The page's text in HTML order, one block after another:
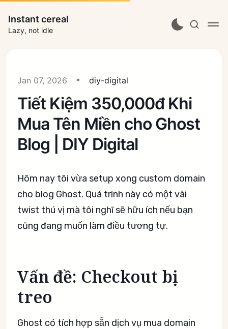
Instant cereal
Lazy, not idle
Jan 07, 2026 diy-digital
Tiết Kiệm 350,000đ Khi
Mua Tên Miền cho Ghost
Blog | DIY Digital
Hôm nay tôi vừa setup xong custom domain
cho blog Ghost. Quá trình này có một vài
twist thú vị mà tôi nghĩ sẽ hữu ích nếu bạn
cũng đang muốn làm điều tương tự.
Vấn đề: Checkout bị
treo
Ghost có tích hợp sẵn dịch vụ mua domain